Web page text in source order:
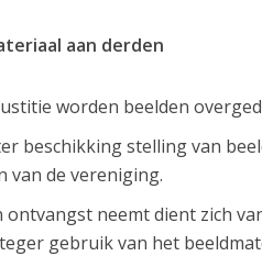
aan derden
worden beelden
beschikking stelling van
van de vereniging.
neemt dient zich
gebruik van het